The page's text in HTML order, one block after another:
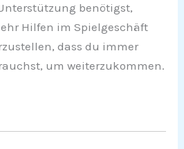
benötigst,
Hilfen im Spielgeschäft
dass du immer
um weiterzukommen.